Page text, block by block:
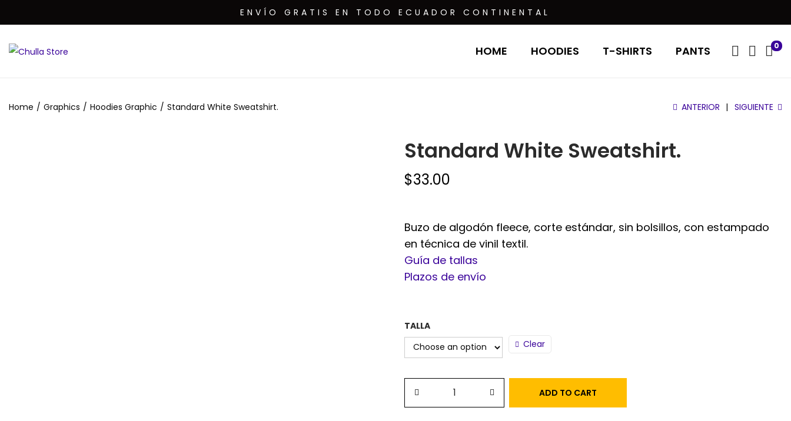
ENVÍO GRATIS EN TODO ECUADOR CONTINENTAL
HOME HOODIES T-SHIRTS PANTS 0
Home / Graphics / Hoodies Graphic / Standard White Sweatshirt. ANTERIOR SIGUIENTE
Standard White Sweatshirt.
$33.00
Buzo de algodón fleece, corte estándar, sin bolsillos, con estampado
en técnica de vinil textil.
Guía de tallas
Plazos de envío
TALLA
Clear
ADD TO CART